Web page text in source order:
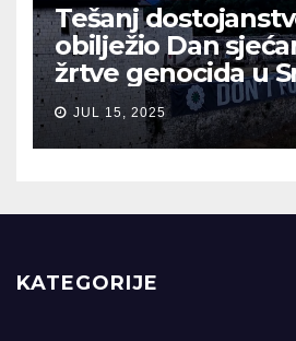
Tešanj
obilježio Dan
žrtve genocida u
JUL 15, 2025
KATEGORIJE